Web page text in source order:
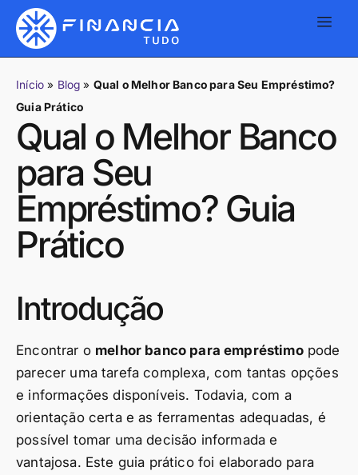
Início » Blog » Qual o Melhor Banco para Seu Empréstimo?
Guia Prático
Qual o Melhor Banco
para Seu
Empréstimo? Guia
Prático
Introdução
Encontrar o melhor banco para empréstimopode
parecer uma tarefa complexa, com tantas opções
e informações disponíveis. Todavia, com a
orientação certa e as ferramentas adequadas, é
possível tomar uma decisão informada e
vantajosa. Este guia prático foi elaborado para